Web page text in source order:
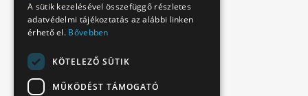
A sütik kezelésével összefüggő részletes
adatvédelmi tájékoztatás az alábbi linken
érhető el. Bővebben
KÖTELEZŐ SÜTIK
MŰKÖDÉST TÁMOGATÓ